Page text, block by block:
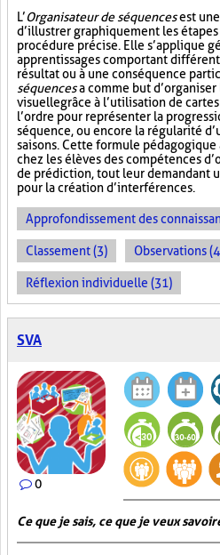
L’Organisateur de séquencesest
d’illustrer graphiquement les étapes
procédure précise. Elle s’applique
apprentissages comportant
résultat ou à une conséquence
séquencesa comme but
visuellegrâce à l’utilisation de
l’ordre pour représenter la
séquence, ou encore la régularité
saisons. Cette formule
chez les élèves des compétences
de prédiction, tout leur demandant
pour la création d’interférences.
Approfondissement des
Classement (3) Observations
Réflexion individuelle (31)
SVA
0
Ce que je sais, ce que je veux savoir